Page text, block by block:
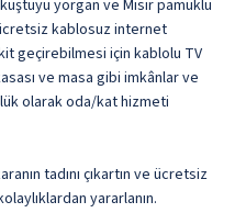
yorgan ve Mısır pamuklu
kablosuz internet
geçirebilmesi için kablolu TV
ve masa gibi imkânlar ve
olarak oda/kat hizmeti
tadını çıkartın ve ücretsiz
yararlanın.